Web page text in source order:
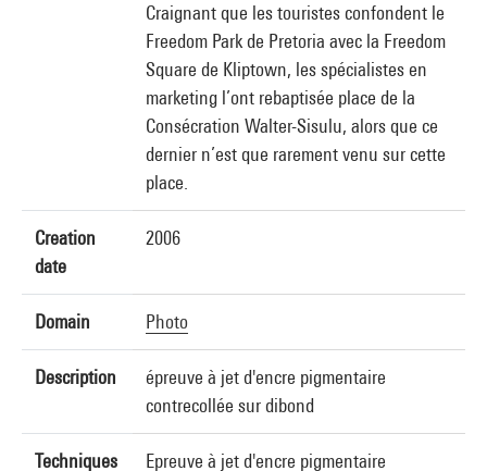
Craignant que les touristes confondent le
Freedom Park de Pretoria avec la Freedom
Square de Kliptown, les spécialistes en
marketing l’ont rebaptisée place de la
Consécration Walter-Sisulu, alors que ce
dernier n’est que rarement venu sur cette
place.
Creation
date
2006
Domain Photo
Description
épreuve à jet d'encre pigmentaire
contrecollée sur dibond
Techniques Epreuve à jet d'encre pigmentaire